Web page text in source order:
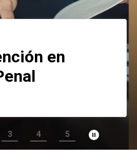
en
3 4 5 pause_circle_filled